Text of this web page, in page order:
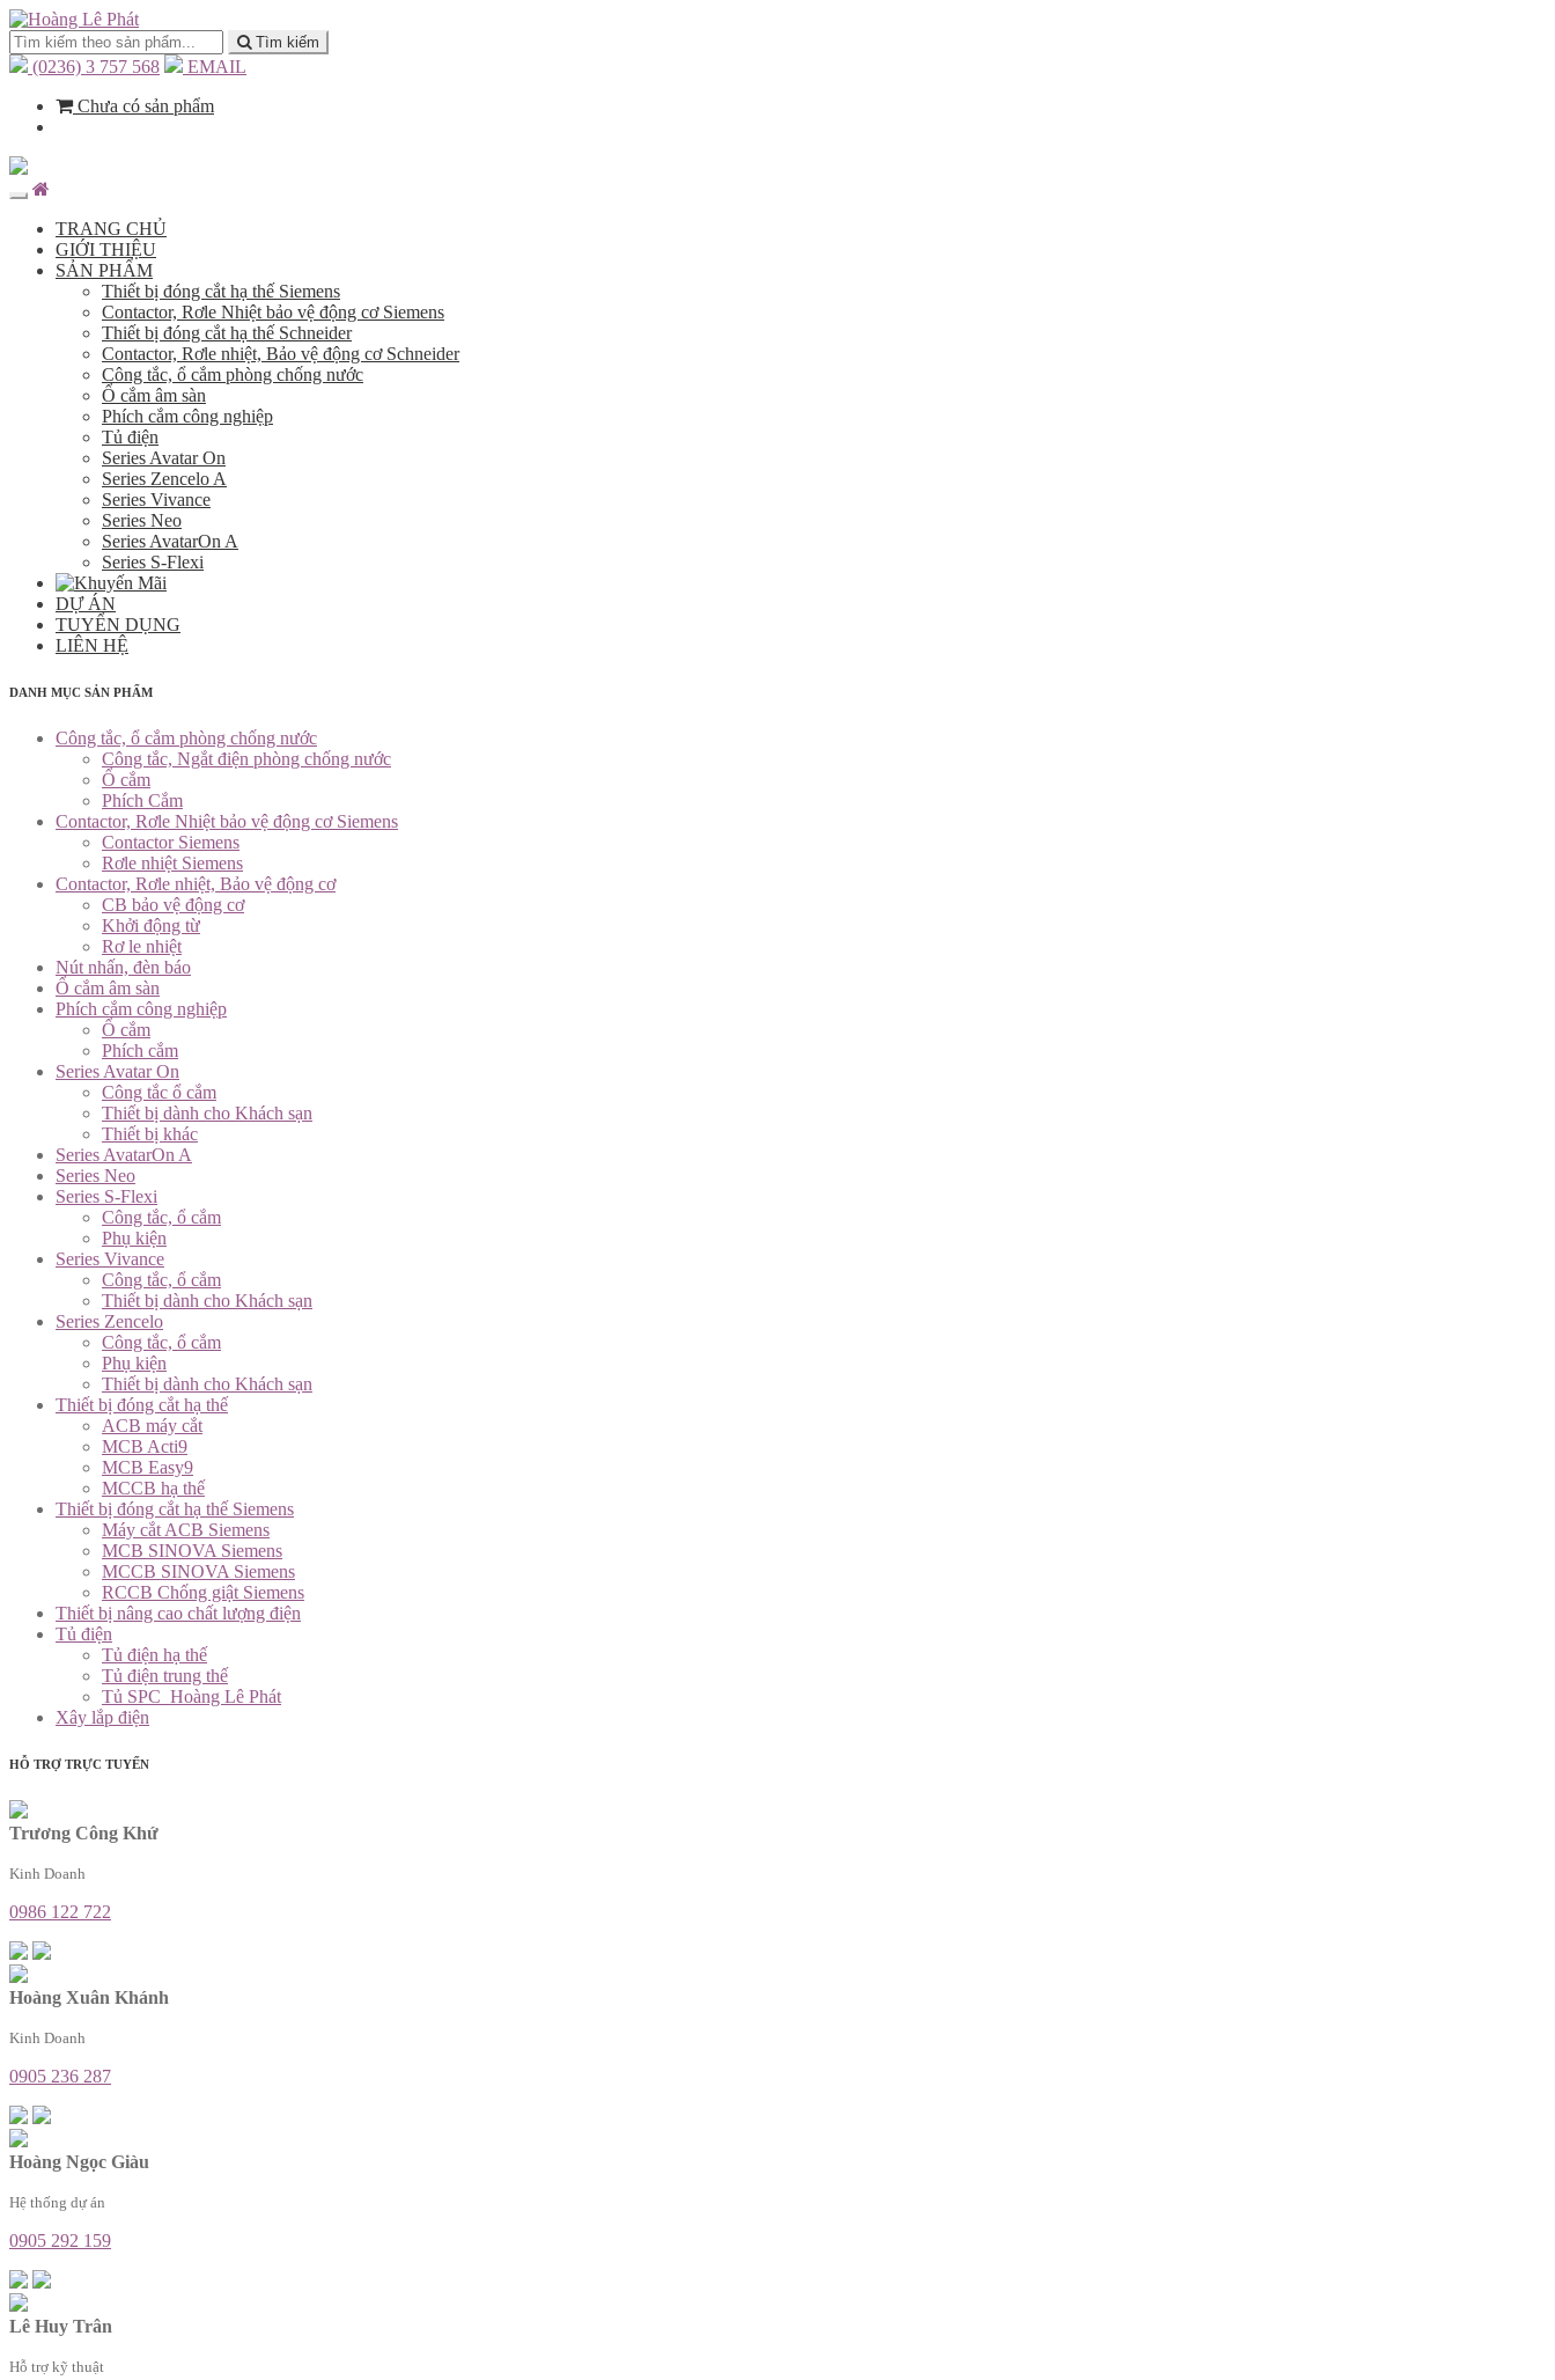
Tìm kiếm
(0236) 3 757 568
EMAIL
Chưa có sản phẩm
TRANG CHỦ
GIỚI THIỆU
SẢN PHẨM
Thiết bị đóng cắt hạ thế Siemens
Contactor, Rơle Nhiệt bảo vệ động cơ Siemens
Thiết bị đóng cắt hạ thế Schneider
Contactor, Rơle nhiệt, Bảo vệ động cơ Schneider
Công tắc, ổ cắm phòng chống nước
Ổ cắm âm sàn
Phích cắm công nghiệp
Tủ điện
Series Avatar On
Series Zencelo A
Series Vivance
Series Neo
Series AvatarOn A
Series S-Flexi
DỰ ÁN
TUYỂN DỤNG
LIÊN HỆ
DANH MỤC SẢN PHẨM
Công tắc, ổ cắm phòng chống nước
Công tắc, Ngắt điện phòng chống nước
Ổ cắm
Phích Cắm
Contactor, Rơle Nhiệt bảo vệ động cơ Siemens
Contactor Siemens
Rơle nhiệt Siemens
Contactor, Rơle nhiệt, Bảo vệ động cơ
CB bảo vệ động cơ
Khởi động từ
Rơ le nhiệt
Nút nhấn, đèn báo
Ổ cắm âm sàn
Phích cắm công nghiệp
Ổ cắm
Phích cắm
Series Avatar On
Công tắc ổ cắm
Thiết bị dành cho Khách sạn
Thiết bị khác
Series AvatarOn A
Series Neo
Series S-Flexi
Công tắc, ổ cắm
Phụ kiện
Series Vivance
Công tắc, ổ cắm
Thiết bị dành cho Khách sạn
Series Zencelo
Công tắc, ổ cắm
Phụ kiện
Thiết bị dành cho Khách sạn
Thiết bị đóng cắt hạ thế
ACB máy cắt
MCB Acti9
MCB Easy9
MCCB hạ thế
Thiết bị đóng cắt hạ thế Siemens
Máy cắt ACB Siemens
MCB SINOVA Siemens
MCCB SINOVA Siemens
RCCB Chống giật Siemens
Thiết bị nâng cao chất lượng điện
Tủ điện
Tủ điện hạ thế
Tủ điện trung thế
Tủ SPC_Hoàng Lê Phát
Xây lắp điện
HỖ TRỢ TRỰC TUYẾN
Trương Công Khứ
Kinh Doanh
0986 122 722
Hoàng Xuân Khánh
Kinh Doanh
0905 236 287
Hoàng Ngọc Giàu
Hệ thống dự án
0905 292 159
Lê Huy Trân
Hỗ trợ kỹ thuật